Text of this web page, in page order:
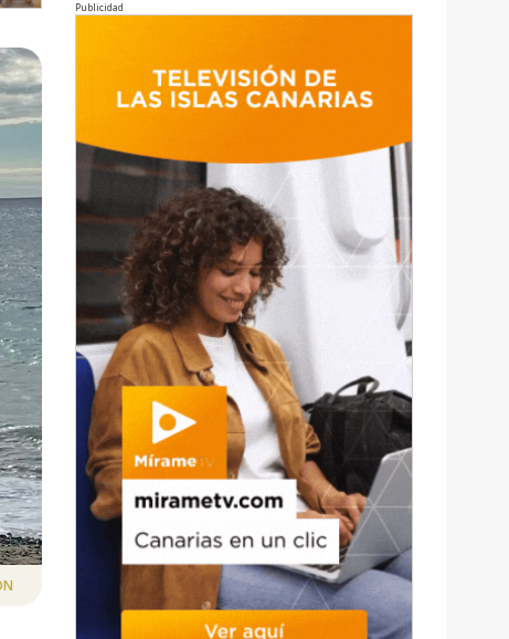
Publicidad